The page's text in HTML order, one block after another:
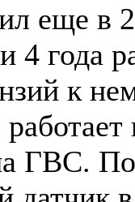
еще в
4 года
к
ГВС.